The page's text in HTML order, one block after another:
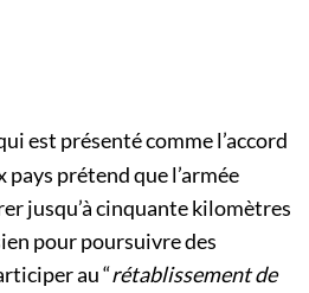
est présenté comme l’accord
prétend que l’armée
jusqu’à cinquante kilomètres
pour poursuivre des
au “rétablissement de